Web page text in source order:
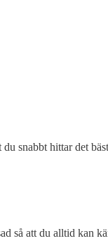
snabbt hittar det
så att du alltid kan